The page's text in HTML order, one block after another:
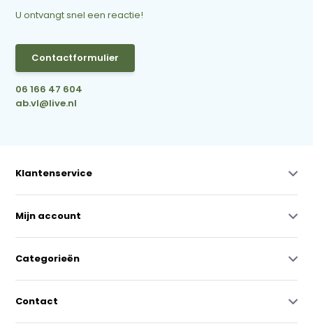
U ontvangt snel een reactie!
Contactformulier
06 166 47 604
ab.vl@live.nl
Klantenservice
Mijn account
Categorieën
Contact